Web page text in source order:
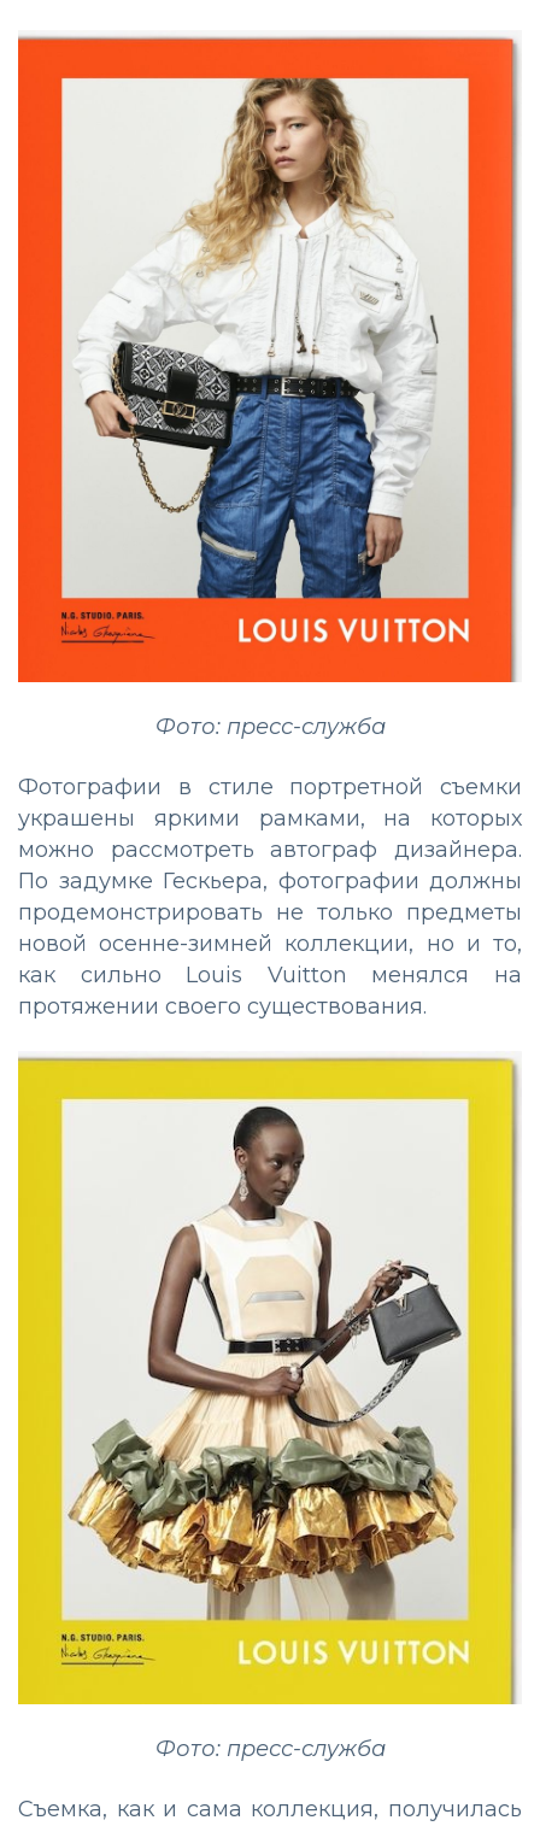
Фото: пресс-служба
Фотографии в стиле портретной съемки
украшены яркими рамками, на которых
можно рассмотреть автограф дизайнера.
По задумке Гескьера, фотографии должны
продемонстрировать не только предметы
новой осенне-зимней коллекции, но и то,
как сильно Louis Vuitton менялся на
протяжении своего существования.
Фото: пресс-служба
Съемка, как и сама коллекция, получилась